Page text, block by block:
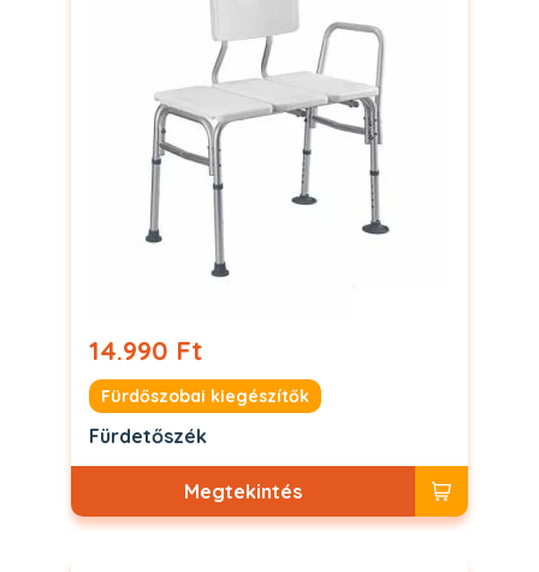
14.990 Ft
Fürdőszobai kiegészítők
Fürdetőszék
Megtekintés